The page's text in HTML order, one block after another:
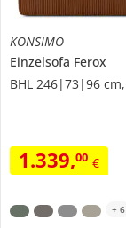
KONSIMO
Einzelsofa Ferox
BHL 246|73|96
1.339,00 €
+ 6